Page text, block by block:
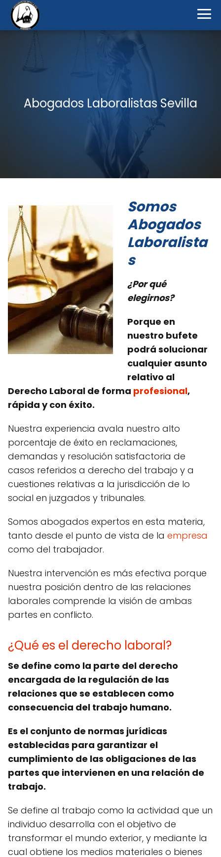
Abogados Laboralistas Sevilla
Somos
Abogados
Laboralista
s
¿Por qué
elegirnos?
Porque en
nuestro bufete
podrá solucionar
cualquier asunto
relativo al
Derecho Laboral de forma profesional,
rápida y con éxito.
Nuestra experiencia avala nuestro alto
porcentaje de éxito en reclamaciones,
demandas y resolución satisfactoria de
casos referidos a derecho del trabajo y a
cuestiones relativas a la jurisdicción de lo
social en juzgados y tribunales.
Somos abogados expertos en esta materia,
tanto desde el punto de vista de la empresa
como del trabajador.
Nuestra intervención es más efectiva porque
nuestra posición dentro de las relaciones
laborales comprende la visión de ambas
partes en conflicto.
¿Qué es el derecho laboral?
Se define como la parte del derecho
encargada de la regulación de las
relaciones que se establecen como
consecuencia del trabajo humano.
Es el conjunto de normas jurídicas
establecidas para garantizar el
cumplimiento de las obligaciones de las
partes que intervienen en una relación de
trabajo.
Se define al trabajo como la actividad que un
individuo desarrolla con el objetivo de
transformar el mundo exterior, y mediante la
cual obtiene los medios materiales o bienes